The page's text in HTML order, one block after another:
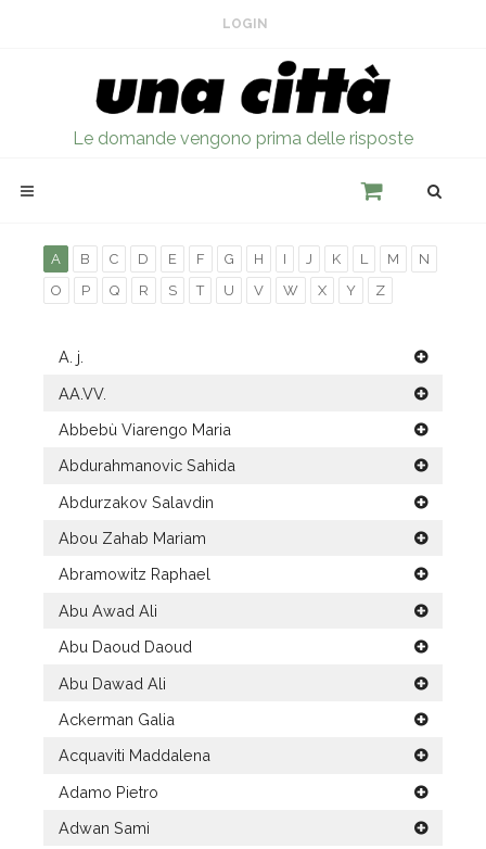
LOGIN
Le domande vengono prima delle risposte
A B C D E F G H I J K L M
N
O
P Q R S T U V W X Y Z
A. j.
AA.VV.
Abbebù Viarengo Maria
Abdurahmanovic Sahida
Abdurzakov Salavdin
Abou Zahab Mariam
Abramowitz Raphael
Abu Awad Ali
Abu Daoud Daoud
Abu Dawad Ali
Ackerman Galia
Acquaviti Maddalena
Adamo Pietro
Adwan Sami